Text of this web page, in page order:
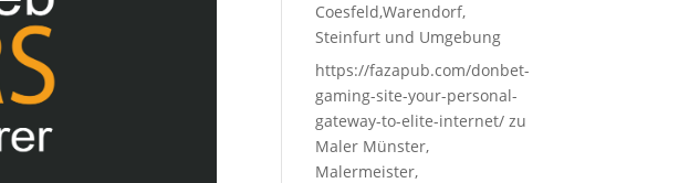
Coesfeld,Warendorf,
Steinfurt und Umgebung
https://fazapub.com/donbet-
gaming-site-your-personal-
gateway-to-elite-internet/ zu
Maler Münster,
Malermeister,